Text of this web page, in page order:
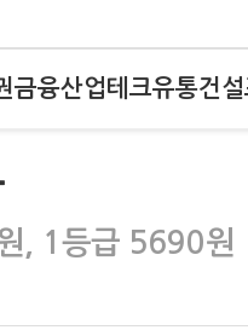
금융산업테크유통건설
, 1등급 5690원